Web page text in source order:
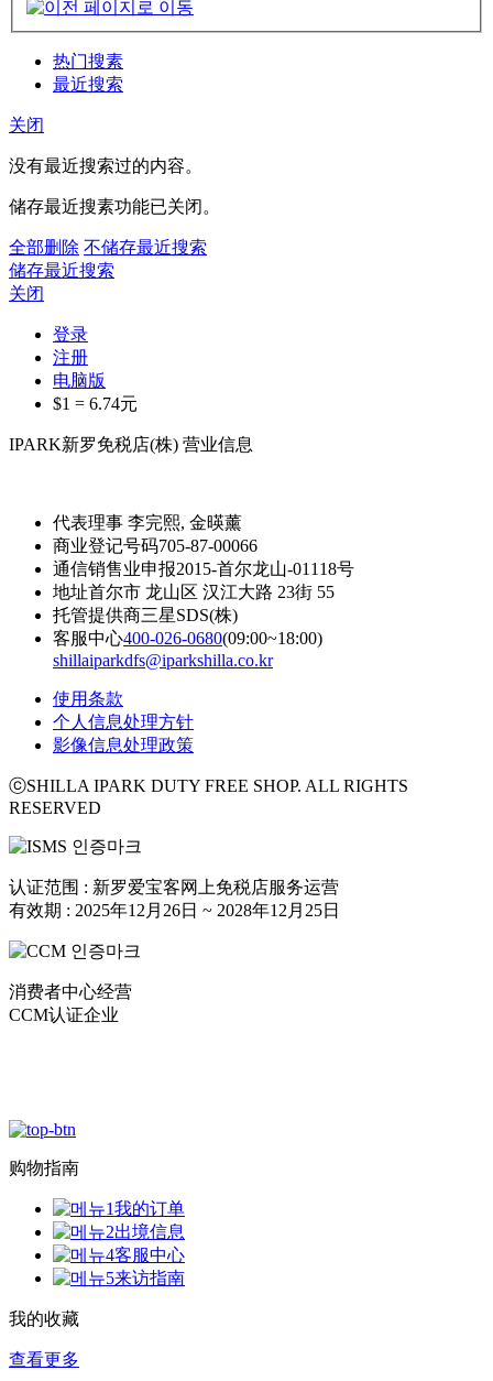
热门搜素
最近搜索
关闭
没有最近搜索过的内容。
储存最近搜素功能已关闭。
全部删除 不储存最近搜索
储存最近搜索
关闭
登录
注册
电脑版
$1 = 6.74元
IPARK新罗免税店(株) 营业信息
代表理事 李完熙, 金暎薰
商业登记号码705-87-00066
通信销售业申报2015-首尔龙山-01118号
地址首尔市 龙山区 汉江大路 23街 55
托管提供商三星SDS(株)
客服中心400-026-0680(09:00~18:00)
shillaiparkdfs@iparkshilla.co.kr
使用条款
个人信息处理方针
影像信息处理政策
ⓒSHILLA IPARK DUTY FREE SHOP. ALL RIGHTS
RESERVED
认证范围 : 新罗爱宝客网上免税店服务运营
有效期 : 2025年12月26日 ~ 2028年12月25日
消费者中心经营
CCM认证企业
购物指南
我的订单
出境信息
客服中心
来访指南
我的收藏
查看更多